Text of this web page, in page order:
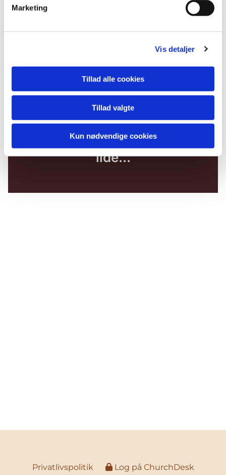
Marketing
Vis detaljer
Tillad alle cookies
Tillad valgte
Kun nødvendige cookies
Du vil måske også kunne
lide...
Privatlivspolitik Log på ChurchDesk